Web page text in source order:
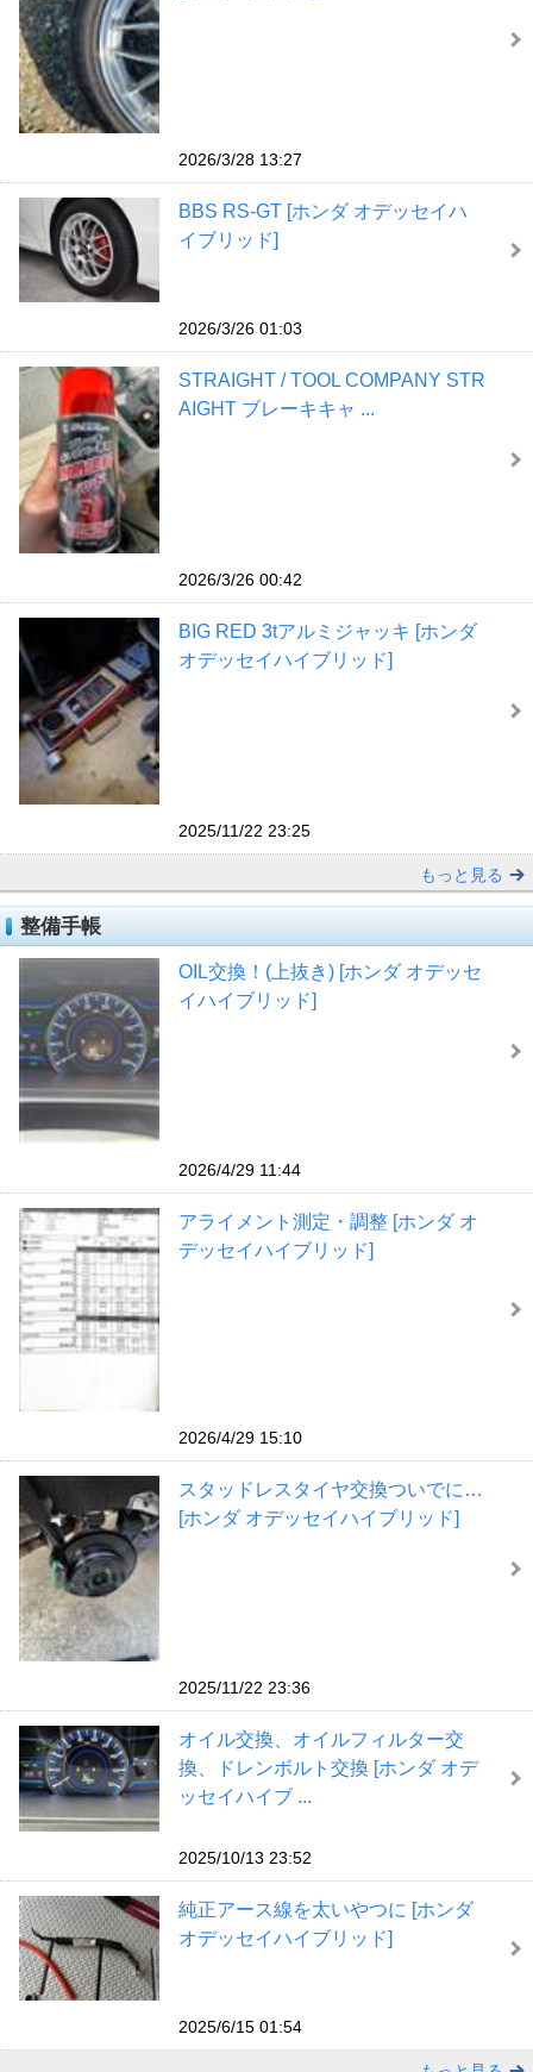
2026/3/28 13:27
BBS RS-GT [ホンダ オデッセイハ
イブリッド]
2026/3/26 01:03
STRAIGHT / TOOL COMPANY STR
AIGHT ブレーキキャ ...
2026/3/26 00:42
BIG RED 3tアルミジャッキ [ホンダ
オデッセイハイブリッド]
2025/11/22 23:25
もっと見る
整備手帳
OIL交換！(上抜き) [ホンダ オデッセ
イハイブリッド]
2026/4/29 11:44
アライメント測定・調整 [ホンダ オ
デッセイハイブリッド]
2026/4/29 15:10
スタッドレスタイヤ交換ついでに…
[ホンダ オデッセイハイブリッド]
2025/11/22 23:36
オイル交換、オイルフィルター交
換、ドレンボルト交換 [ホンダ オデ
ッセイハイブ ...
2025/10/13 23:52
純正アース線を太いやつに [ホンダ
オデッセイハイブリッド]
2025/6/15 01:54